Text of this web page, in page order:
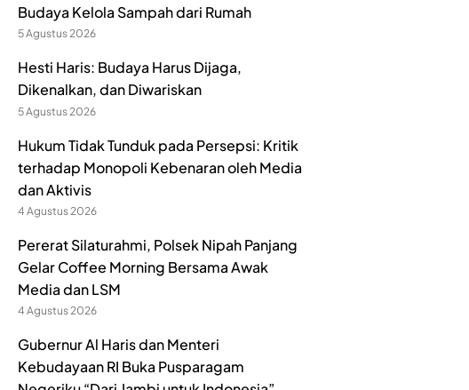
Budaya Kelola Sampah dari Rumah
5 Agustus 2026
Hesti Haris: Budaya Harus Dijaga,
Dikenalkan, dan Diwariskan
5 Agustus 2026
Hukum Tidak Tunduk pada Persepsi: Kritik
terhadap Monopoli Kebenaran oleh Media
dan Aktivis
4 Agustus 2026
Pererat Silaturahmi, Polsek Nipah Panjang
Gelar Coffee Morning Bersama Awak
Media dan LSM
4 Agustus 2026
Gubernur Al Haris dan Menteri
Kebudayaan RI Buka Pusparagam